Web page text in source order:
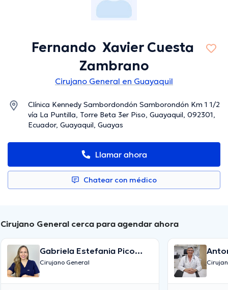
Fernando Xavier Cuesta
Zambrano
Cirujano General en Guayaquil
Clínica Kennedy Sambordondón Samborondón Km 1 1/2
vía La Puntilla, Torre Beta 3er Piso, Guayaquil, 092301,
Ecuador, Guayaquil, Guayas
Llamar ahora
Chatear con médico
Cirujano General cerca para agendar ahora
Gabriela Estefania Pico
Loor
Cirujano General